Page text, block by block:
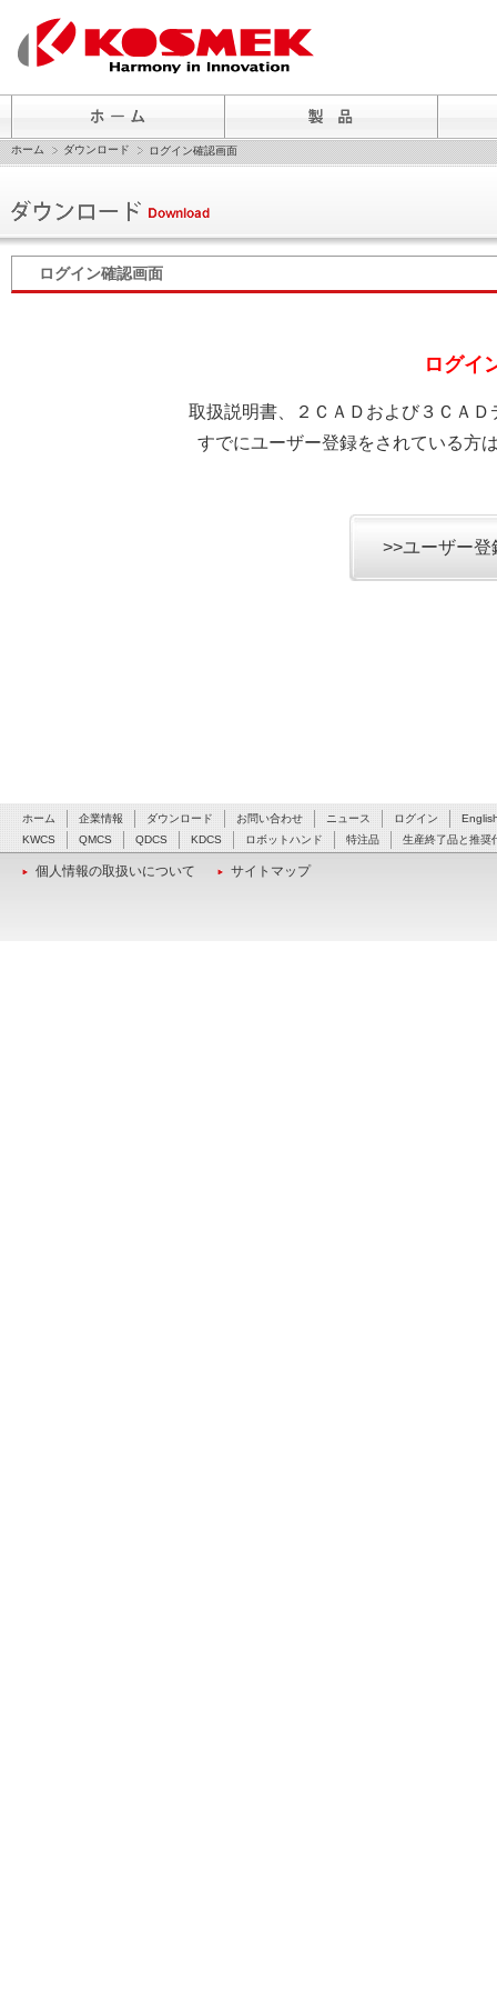
ホーム ダウンロード ログイン確認画面
ログイン確認画面
ログイ
取扱説明書、２ＣＡＤおよび３ＣＡ
すでにユーザー登録をされている方
>>ユーザー
ホーム 企業情報 ダウンロード お問い合わせ ニュース ログイン
KWCS
QMCS QDCS KDCS ロボットハンド 特注品 生産終了品と推奨
個人情報の取扱いについて サイトマップ